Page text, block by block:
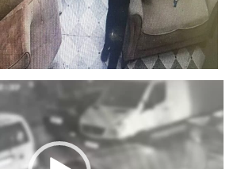
וידאו